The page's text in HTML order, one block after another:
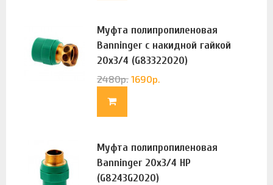
Муфта полипропиленовая
Banninger с накидной гайкой
20х3/4 (G83322020)
2480р. 1690р.
Муфта полипропиленовая
Banninger 20х3/4 НР
(G8243G2020)